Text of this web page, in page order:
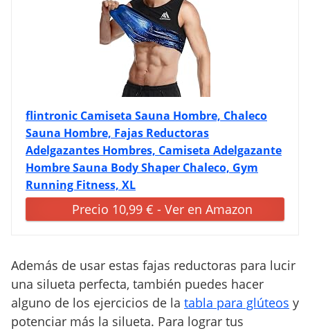
flintronic Camiseta Sauna Hombre, Chaleco
Sauna Hombre, Fajas Reductoras
Adelgazantes Hombres, Camiseta Adelgazante
Hombre Sauna Body Shaper Chaleco, Gym
Running Fitness, XL
Precio 10,99 € - Ver en Amazon
Además de usar estas fajas reductoras para lucir
una silueta perfecta, también puedes hacer
alguno de los ejercicios de la tabla para glúteos y
potenciar más la silueta. Para lograr tus